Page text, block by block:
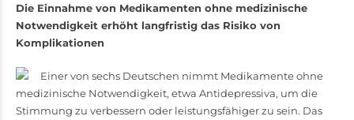
Die Einnahme von Medikamenten ohne medizinische
Notwendigkeit erhöht langfristig das Risiko von
Komplikationen
Einer von sechs Deutschen nimmt Medikamente ohne
medizinische Notwendigkeit, etwa Antidepressiva, um die
Stimmung zu verbessern oder leistungsfähiger zu sein. Das